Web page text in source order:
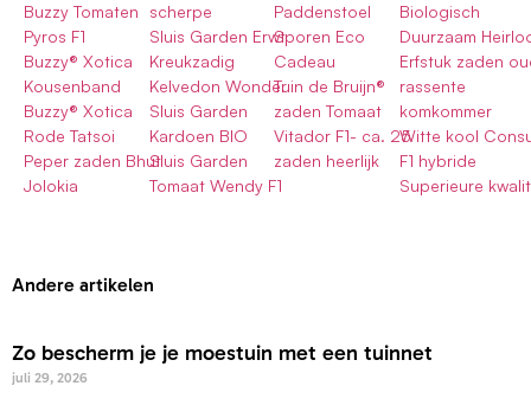
Buzzy Tomaten
Pyros F1
Buzzy® Xotica
Kousenband
Buzzy® Xotica
Rode Tatsoi
Peper zaden Bhut
Jolokia
scherpe
Sluis Garden Erwt
Kreukzadig
Kelvedon Wonder
Sluis Garden
Kardoen BIO
Sluis Garden
Tomaat Wendy F1
Paddenstoel
Sporen Eco
Cadeau
Tuin de Bruijn®
zaden Tomaat
Vitador F1- ca. 25
zaden heerlijk
Biologisch
Duurzaam
Erfstuk zaden
rassente
komkommer
Witte kool
F1 hybride
Superieure
Andere artikelen
Zo bescherm je je moestuin met een tuinnet
juli 29, 2026